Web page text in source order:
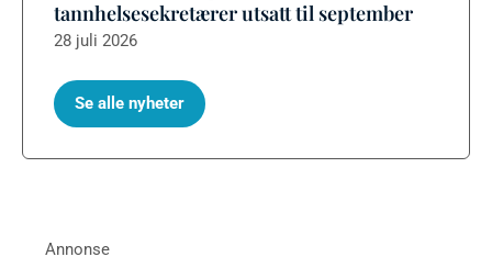
tannhelsesekretærer utsatt til september
28 juli 2026
Se alle nyheter